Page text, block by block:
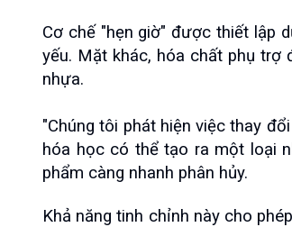
Cơ chế "hẹn giờ" được thiết lập
yếu. Mặt khác, hóa chất phụ trợ
nhựa.
"Chúng tôi phát hiện việc thay
hóa học có thể tạo ra một loại
phẩm càng nhanh phân hủy.
Khả năng tinh chỉnh này cho